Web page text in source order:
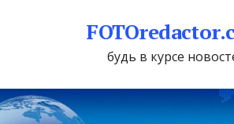
будь в курсе